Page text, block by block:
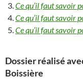
Ce qu’il faut savoir
Ce qu’il faut savoir
Ce qu’il faut savoir
Dossier réalisé
Boissière